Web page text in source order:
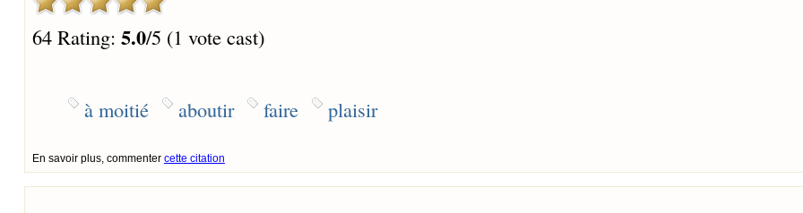
64 Rating: 5.0/5 (1 vote cast)
à moitié aboutir faire plaisir
En savoir plus, commenter cette citation